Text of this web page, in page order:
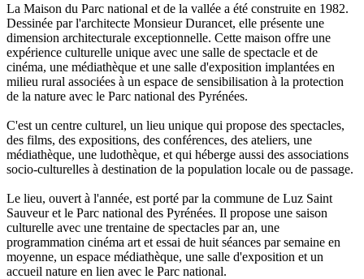
La Maison du Parc national et de la vallée a été construite en 1982.
Dessinée par l'architecte Monsieur Durancet, elle présente une
dimension architecturale exceptionnelle. Cette maison offre une
expérience culturelle unique avec une salle de spectacle et de
cinéma, une médiathèque et une salle d'exposition implantées en
milieu rural associées à un espace de sensibilisation à la protection
de la nature avec le Parc national des Pyrénées.
C'est un centre culturel, un lieu unique qui propose des spectacles,
des films, des expositions, des conférences, des ateliers, une
médiathèque, une ludothèque, et qui héberge aussi des associations
socio-culturelles à destination de la population locale ou de passage.
Le lieu, ouvert à l'année, est porté par la commune de Luz Saint
Sauveur et le Parc national des Pyrénées. Il propose une saison
culturelle avec une trentaine de spectacles par an, une
programmation cinéma art et essai de huit séances par semaine en
moyenne, un espace médiathèque, une salle d'exposition et un
accueil nature en lien avec le Parc national.